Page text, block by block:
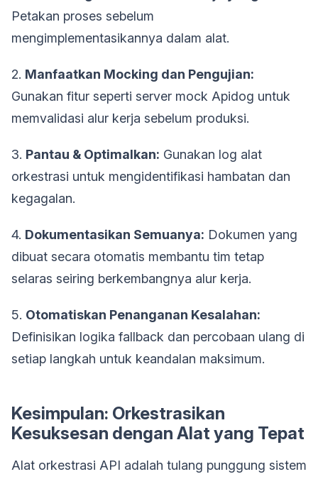
Petakan proses sebelum
mengimplementasikannya dalam alat.
2. Manfaatkan Mocking dan Pengujian:
Gunakan fitur seperti server mock Apidog untuk
memvalidasi alur kerja sebelum produksi.
3. Pantau & Optimalkan: Gunakan log alat
orkestrasi untuk mengidentifikasi hambatan dan
kegagalan.
4. Dokumentasikan Semuanya: Dokumen yang
dibuat secara otomatis membantu tim tetap
selaras seiring berkembangnya alur kerja.
5. Otomatiskan Penanganan Kesalahan:
Definisikan logika fallback dan percobaan ulang di
setiap langkah untuk keandalan maksimum.
Kesimpulan: Orkestrasikan
Kesuksesan dengan Alat yang Tepat
Alat orkestrasi API adalah tulang punggung sistem